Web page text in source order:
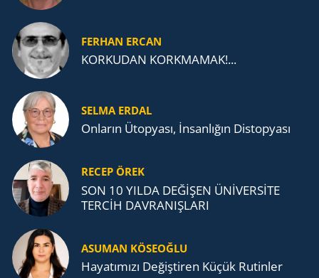
FERHAN ERCAN
KORKUDAN KORKMAMAK!...
SELMA ERDAL
Onların Ütopyası, İnsanlığın Distopyası
RECEP ÖREK
SON 10 YILDA DEĞİŞEN ÜNİVERSİTE
TERCİH DAVRANIŞLARI
ASUMAN KÖSEOĞLU
Ha­ya­tı­mı­zı De­ğiş­ti­ren Küçük Ru­tin­ler